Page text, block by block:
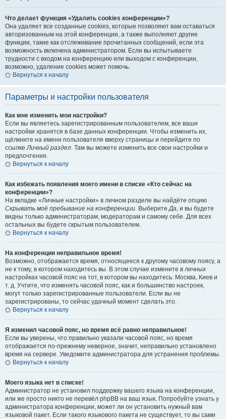
Что делает функция «Удалить cookies конференции»?
Она удаляет все созданные cookies, которые позволяют вам оставаться
авторизованным на этой конференции, а также выполняют другие
функции, такие как отслеживание прочитанных сообщений, если эта
возможность включена администратором. Если вы испытываете
трудности с входом на конференцию или выходом с конференции,
возможно, удаление cookies может помочь.
Вернуться к началу
Параметры и настройки пользователя
Как мне изменить мои настройки?
Если вы являетесь зарегистрированным пользователем, все ваши
настройки хранятся в базе данных конференции. Чтобы изменить их,
щёлкните на имени пользователя вверху страницы и перейдите по
ссылкеЛичный раздел. Там вы можете изменить все свои настройки и
предпочтения.
Вернуться к началу
Как избежать появления моего имени в списке «Кто сейчас на
конференции»?
На вкладке «Личные настройки» в личном разделе вы найдёте опцию
Скрывать моё пребывание на конференции. ВыберитеДа, и вы будете
видны только администраторам, модераторам и самому себе. Для всех
остальных вы будете скрытым пользователем.
Вернуться к началу
На конференции неправильное время!
Возможно, отображается время, относящееся к другому часовому поясу, а
не к тому, в котором находитесь вы. В этом случае измените в личных
настройках часовой пояс на тот, в котором вы находитесь: Москва, Киев и
т. д. Учтите, что изменять часовой пояс, как и большинство настроек,
могут только зарегистрированные пользователи. Если вы не
зарегистрированы, то сейчас удачный момент сделать это.
Вернуться к началу
Я изменил часовой пояс, но время всё равно неправильное!
Если вы уверены, что правильно указали часовой пояс, но время
отображается по-прежнему неверное, значит, неправильно установлено
время на сервере. Уведомите администратора для устранения проблемы.
Вернуться к началу
Моего языка нет в списке!
Администратор не установил поддержку вашего языка на конференции,
или же просто никто не перевёл phpBB на ваш язык. Попробуйте узнать у
администратора конференции, может ли он установить нужный вам
языковой пакет. Если такого языкового пакета не существует, то вы сами